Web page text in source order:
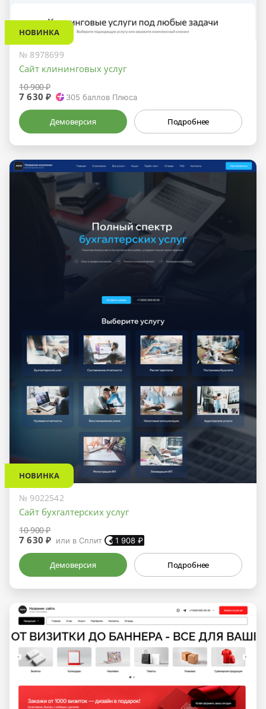
НОВИНКА
№ 8978699
Сайт клининговых услуг
10 900 ₽
7 630 ₽ 305 баллов Плюса
Демоверсия Подробнее
НОВИНКА
№ 9022542
Сайт бухгалтерских услуг
10 900 ₽
7 630 ₽ или в Сплит 1 908 ₽
Демоверсия Подробнее